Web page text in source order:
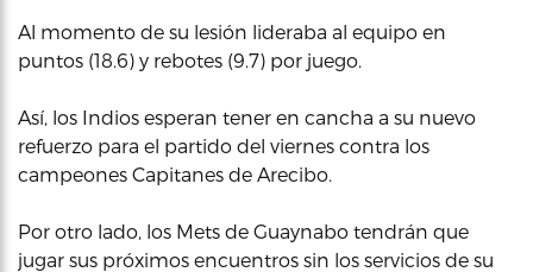
Al momento de su lesión lideraba al equipo en
puntos (18.6) y rebotes (9.7) por juego.
Así, los Indios esperan tener en cancha a su nuevo
refuerzo para el partido del viernes contra los
campeones Capitanes de Arecibo.
Por otro lado, los Mets de Guaynabo tendrán que
jugar sus próximos encuentros sin los servicios de su